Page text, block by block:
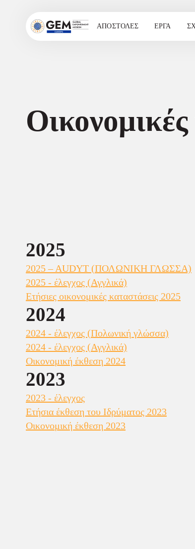
ΑΠΟΣΤΟΛΈΣ ΈΡΓΑ
2025
2025 – AUDYT (ΠΟΛΩΝΙΚΗ ΓΛΩΣΣΑ)
2025 - έλεγχος (Αγγλικά)
Ετήσιες οικονομικές καταστάσεις 2025
2024
2024 - έλεγχος (Πολωνική γλώσσα)
2024 - έλεγχος (Αγγλικά)
Οικονομική έκθεση 2024
2023
2023 - έλεγχος
Ετήσια έκθεση του Ιδρύματος 2023
Οικονομική έκθεση 2023
Twoje wsparcie finansuje pomoc w
i wstępnie zaopatrzonemu
JEDNORAZOWO